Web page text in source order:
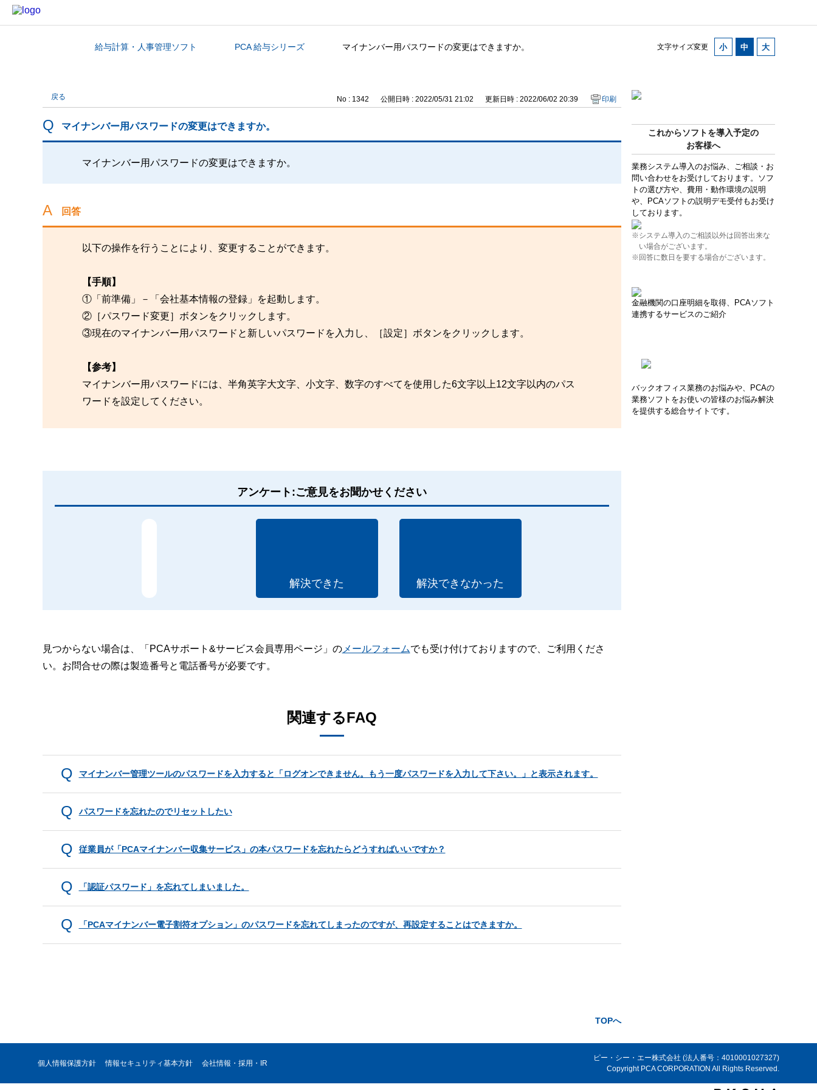
文字サイズ変更
カテゴリから探す給与計算・人事管理ソフト PCA 給与シリーズ マイナンバー用パスワードの変更はできますか。
これからソフトを導入予定の
お客様へ
業務システム導入のお悩み、ご相談・お
問い合わせをお受けしております。ソフ
トの選び方や、費用・動作環境の説明
や、PCAソフトの説明デモ受付もお受け
しております。
※システム導入のご相談以外は回答出来な
い場合がございます。
※回答に数日を要する場合がございます。
金融機関の口座明細を取得、PCAソフト
連携するサービスのご紹介
バックオフィス業務のお悩みや、PCAの
業務ソフトをお使いの皆様のお悩み解決
を提供する総合サイトです。
戻る No : 1342 公開日時 : 2022/05/31 21:02 更新日時 : 2022/06/02 20:39 印刷
マイナンバー用パスワードの変更はできますか。
マイナンバー用パスワードの変更はできますか。
回答
以下の操作を行うことにより、変更することができます。
【手順】
①「前準備」－「会社基本情報の登録」を起動します。
②［パスワード変更］ボタンをクリックします。
③現在のマイナンバー用パスワードと新しいパスワードを入力し、［設定］ボタンをクリックします。
【参考】
マイナンバー用パスワードには、半角英字大文字、小文字、数字のすべてを使用した6文字以上12文字以内のパス
ワードを設定してください。
アンケート:ご意見をお聞かせください
解決できた 解決できなかった
見つからない場合は、「PCAサポート&サービス会員専用ページ」のメールフォームでも受け付けておりますので、ご利用くださ
い。お問合せの際は製造番号と電話番号が必要です。
関連するFAQ
マイナンバー管理ツールのパスワードを入力すると「ログオンできません。もう一度パスワードを入力して下さい。」と表示されます。
パスワードを忘れたのでリセットしたい
従業員が「PCAマイナンバー収集サービス」の本パスワードを忘れたらどうすればいいですか？
「認証パスワード」を忘れてしまいました。
「PCAマイナンバー電子割符オプション」のパスワードを忘れてしまったのですが、再設定することはできますか。
TOPへ
個人情報保護方針 情報セキュリティ基本方針 会社情報・採用・IR
ピー・シー・エー株式会社 (法人番号：4010001027327)
Copyright PCA CORPORATION All Rights Reserved.